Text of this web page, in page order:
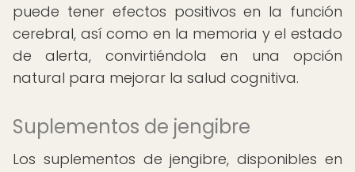
puede tener efectos positivos en la función
cerebral, así como en la memoria y el estado
de alerta, convirtiéndola en una opción
natural para mejorar la salud cognitiva.
Suplementos de jengibre
Los suplementos de jengibre, disponibles en